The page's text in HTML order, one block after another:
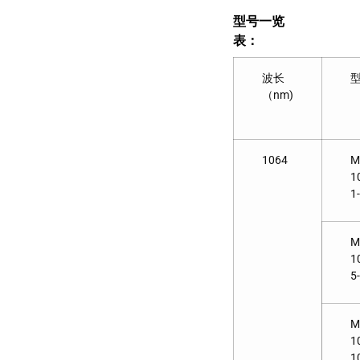
型号一览
表：
波长
（nm)
1064